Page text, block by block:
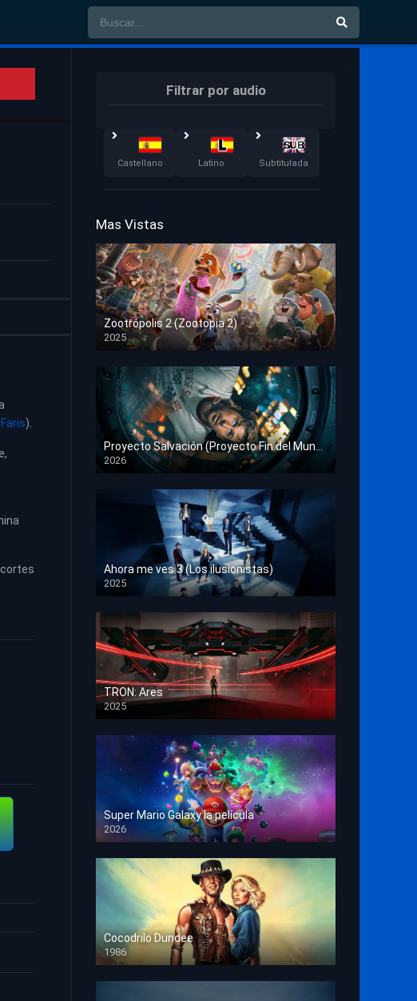
).
Filtrar por audio
Castellano Latino Subtitulada
Mas Vistas
Zootrópolis 2 (Zootopia 2)
2025
HD 1080p
Proyecto Salvación (Proyecto Fin del Mundo)
2026
HD 1080p
Ahora me ves 3 (Los ilusionistas)
2025
HD 1080p
TRON: Ares
2025
HD 1080p
Super Mario Galaxy la película
2026
HD 1080p
Cocodrilo Dundee
1986
HD 1080p